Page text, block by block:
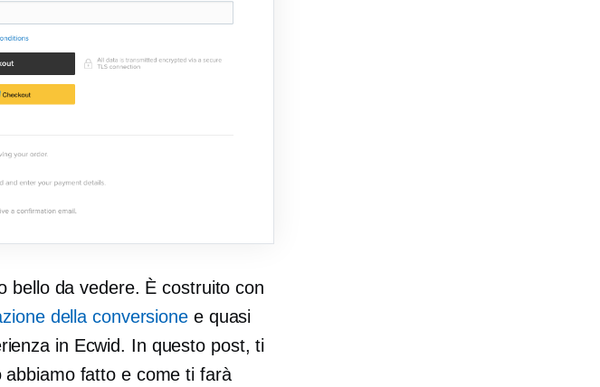
bello da vedere. È costruito con
della conversione e quasi
in Ecwid. In questo post, ti
fatto e come ti farà